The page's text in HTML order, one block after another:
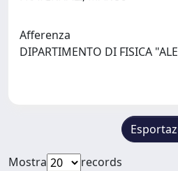
Afferenza
DIPARTIMENTO DI FISICA
Mostra
records